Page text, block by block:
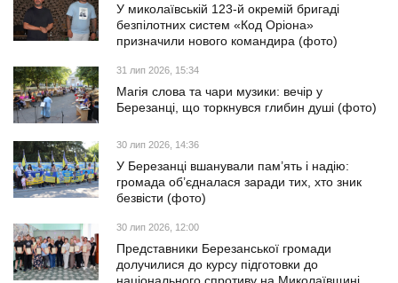
У миколаївській 123-й окремій бригаді
безпілотних систем «Код Оріона»
призначили нового командира (фото)
31 лип 2026, 15:34
Магія слова та чари музики: вечір у
Березанці, що торкнувся глибин душі (фото)
30 лип 2026, 14:36
У Березанці вшанували пам’ять і надію:
громада об’єдналася заради тих, хто зник
безвісти (фото)
30 лип 2026, 12:00
Представники Березанської громади
долучилися до курсу підготовки до